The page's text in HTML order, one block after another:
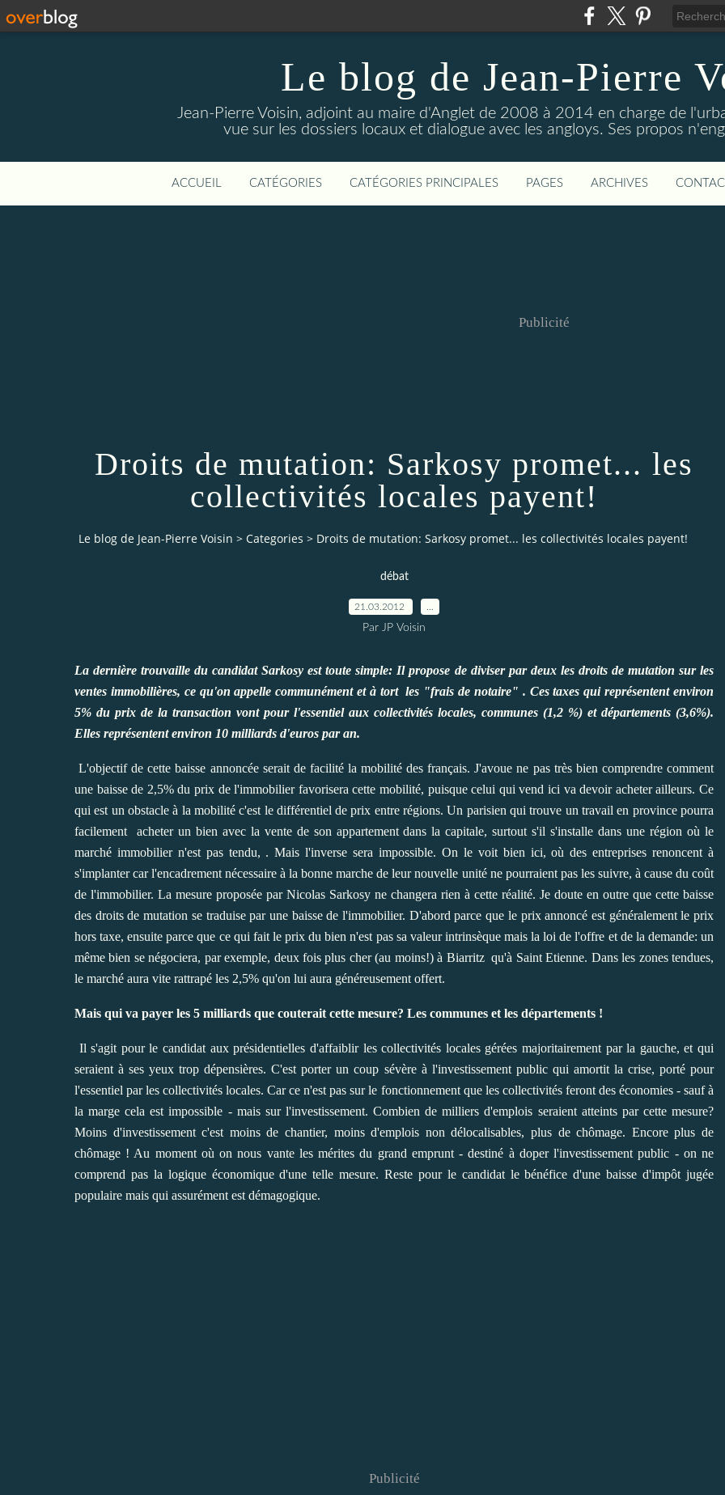
Le blog de Jean-Pierre
Jean-Pierre Voisin, adjoint au maire d'Anglet de 2008 à 2014 en charge de
vue sur les dossiers locaux et dialogue avec les angloys. Ses propos
ACCUEIL CATÉGORIES CATÉGORIES PRINCIPALES PAGES ARCHIVES
Publicité
Droits de mutation: Sarkosy promet... les
collectivités locales payent!
Le blog de Jean-Pierre Voisin > Categories > Droits de mutation: Sarkosy promet... les collectivités locales payent!
débat
21.03.2012
Par JP Voisin
La dernière trouvaille du candidat Sarkosy est toute simple: Il propose de diviser par deux les droits de mutation sur les
ventes immobilières, ce qu'on appelle communément et à tort les "frais de notaire" . Ces taxes qui représentent environ
5% du prix de la transaction vont pour l'essentiel aux collectivités locales, communes (1,2 %) et départements (3,6%).
Elles représentent environ 10 milliards d'euros par an.
L'objectif de cette baisse annoncée serait de facilité la mobilité des français. J'avoue ne pas très bien comprendre comment
une baisse de 2,5% du prix de l'immobilier favorisera cette mobilité, puisque celui qui vend ici va devoir acheter ailleurs. Ce
qui est un obstacle à la mobilité c'est le différentiel de prix entre régions. Un parisien qui trouve un travail en province pourra
facilement acheter un bien avec la vente de son appartement dans la capitale, surtout s'il s'installe dans une région où le
marché immobilier n'est pas tendu, . Mais l'inverse sera impossible. On le voit bien ici, où des entreprises renoncent à
s'implanter car l'encadrement nécessaire à la bonne marche de leur nouvelle unité ne pourraient pas les suivre, à cause du coût
de l'immobilier. La mesure proposée par Nicolas Sarkosy ne changera rien à cette réalité. Je doute en outre que cette baisse
des droits de mutation se traduise par une baisse de l'immobilier. D'abord parce que le prix annoncé est généralement le prix
hors taxe, ensuite parce que ce qui fait le prix du bien n'est pas sa valeur intrinsèque mais la loi de l'offre et de la demande: un
même bien se négociera, par exemple, deux fois plus cher (au moins!) à Biarritz qu'à Saint Etienne. Dans les zones tendues,
le marché aura vite rattrapé les 2,5% qu'on lui aura généreusement offert.
Mais qui va payer les 5 milliards que couterait cette mesure? Les communes et les départements !
Il s'agit pour le candidat aux présidentielles d'affaiblir les collectivités locales gérées majoritairement par la gauche, et qui
seraient à ses yeux trop dépensières. C'est porter un coup sévère à l'investissement public qui amortit la crise, porté pour
l'essentiel par les collectivités locales. Car ce n'est pas sur le fonctionnement que les collectivités feront des économies - sauf à
la marge cela est impossible - mais sur l'investissement. Combien de milliers d'emplois seraient atteints par cette mesure?
Moins d'investissement c'est moins de chantier, moins d'emplois non délocalisables, plus de chômage. Encore plus de
chômage ! Au moment où on nous vante les mérites du grand emprunt - destiné à doper l'investissement public - on ne
comprend pas la logique économique d'une telle mesure. Reste pour le candidat le bénéfice d'une baisse d'impôt jugée
populaire mais qui assurément est démagogique.
Publicité